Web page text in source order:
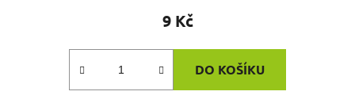
9 Kč
DO KOŠÍKU